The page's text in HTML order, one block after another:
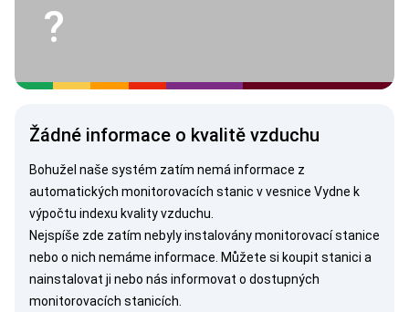
?
Žádné informace o kvalitě vzduchu
Bohužel naše systém zatím nemá informace z
automatických monitorovacích stanic v vesnice Vydne k
výpočtu indexu kvality vzduchu.
Nejspíše zde zatím nebyly instalovány monitorovací stanice
nebo o nich nemáme informace. Můžete si koupit stanici a
nainstalovat ji nebo nás informovat o dostupných
monitorovacích stanicích.